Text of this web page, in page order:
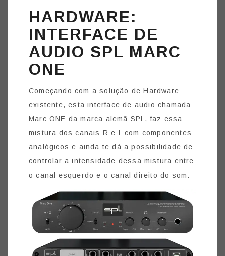
HARDWARE:
INTERFACE DE
AUDIO SPL MARC
ONE
Começando com a solução de Hardware
existente, esta interface de audio chamada
Marc ONE da marca alemã SPL, faz essa
mistura dos canais R e L com componentes
analógicos e ainda te dá a possibilidade de
controlar a intensidade dessa mistura entre
o canal esquerdo e o canal direito do som.